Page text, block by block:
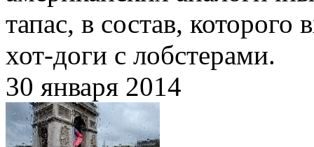
тапас, в состав,
хот-доги с лобстерами.
30 января 2014